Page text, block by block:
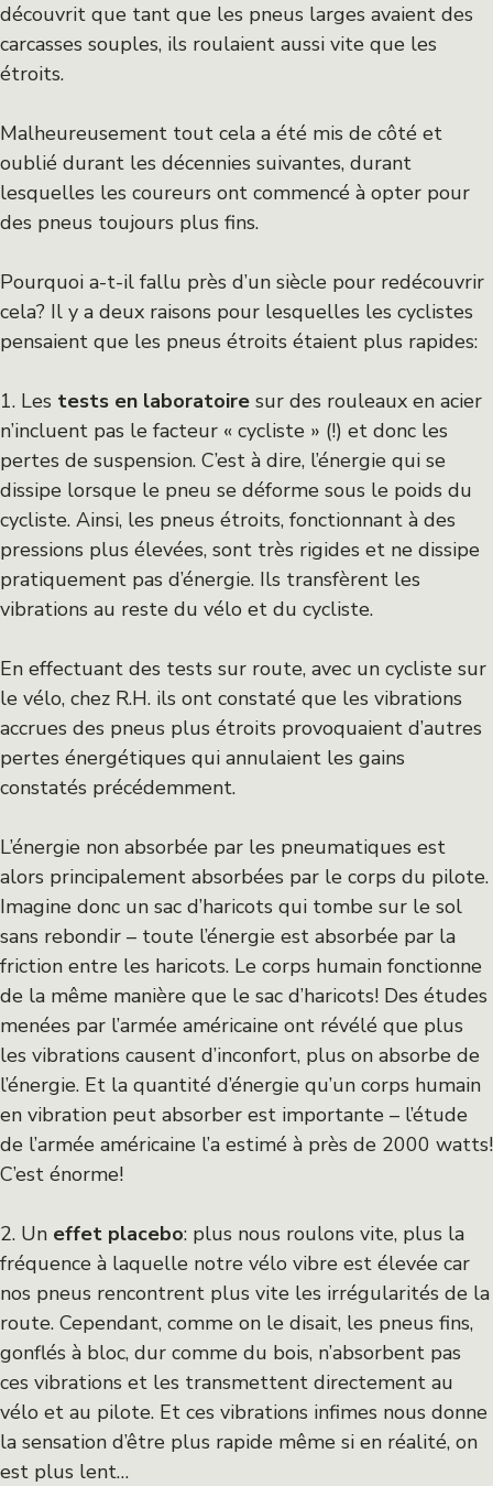
découvrit que tant que les pneus larges avaient des
carcasses souples, ils roulaient aussi vite que les
étroits.
Malheureusement tout cela a été mis de côté et
oublié durant les décennies suivantes, durant
lesquelles les coureurs ont commencé à opter pour
des pneus toujours plus fins.
Pourquoi a-t-il fallu près d’un siècle pour redécouvrir
cela? Il y a deux raisons pour lesquelles les cyclistes
pensaient que les pneus étroits étaient plus rapides:
1. Les tests en laboratoire sur des rouleaux en acier
n’incluent pas le facteur « cycliste » (!) et donc les
pertes de suspension. C’est à dire, l’énergie qui se
dissipe lorsque le pneu se déforme sous le poids du
cycliste. Ainsi, les pneus étroits, fonctionnant à des
pressions plus élevées, sont très rigides et ne dissipe
pratiquement pas d’énergie. Ils transfèrent les
vibrations au reste du vélo et du cycliste.
En effectuant des tests sur route, avec un cycliste sur
le vélo, chez R.H. ils ont constaté que les vibrations
accrues des pneus plus étroits provoquaient d’autres
pertes énergétiques qui annulaient les gains
constatés précédemment.
L’énergie non absorbée par les pneumatiques est
alors principalement absorbées par le corps du pilote.
Imagine donc un sac d’haricots qui tombe sur le sol
sans rebondir – toute l’énergie est absorbée par la
friction entre les haricots. Le corps humain fonctionne
de la même manière que le sac d’haricots! Des études
menées par l’armée américaine ont révélé que plus
les vibrations causent d’inconfort, plus on absorbe de
l’énergie. Et la quantité d’énergie qu’un corps humain
en vibration peut absorber est importante – l’étude
de l’armée américaine l’a estimé à près de 2000 watts!
C’est énorme!
2. Un effet placebo: plus nous roulons vite, plus la
fréquence à laquelle notre vélo vibre est élevée car
nos pneus rencontrent plus vite les irrégularités de la
route. Cependant, comme on le disait, les pneus fins,
gonflés à bloc, dur comme du bois, n’absorbent pas
ces vibrations et les transmettent directement au
vélo et au pilote. Et ces vibrations infimes nous donne
la sensation d’être plus rapide même si en réalité, on
est plus lent…